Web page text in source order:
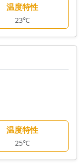
温度特性
23℃
温度特性
25℃